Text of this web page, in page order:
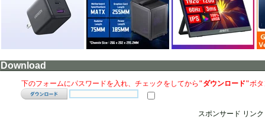
Download
下のフォームにパスワードを入れ、チェックをしてから "ダウンロード"ボ
スポンサード リンク